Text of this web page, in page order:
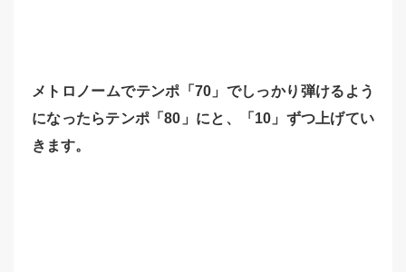
メトロノームでテンポ「70」でしっかり弾けるよう
になったらテンポ「80」にと、「10」ずつ上げてい
きます。